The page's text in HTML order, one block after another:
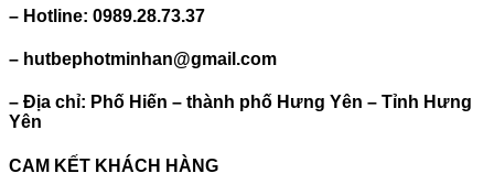
– Hotline: 0989.28.73.37
– hutbephotminhan@gmail.com
– Địa chỉ: Phố Hiến – thành phố Hưng Yên – Tỉnh Hưng
Yên
CAM KẾT KHÁCH HÀNG